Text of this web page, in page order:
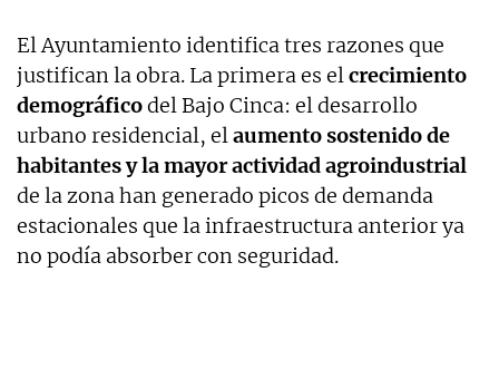
El Ayuntamiento identifica tres razones que
justifican la obra. La primera es elcrecimiento
demográficodel Bajo Cinca: el desarrollo
urbano residencial, elaumento sostenido de
habitantes y la mayor actividad agroindustrial
de la zona han generado picos de demanda
estacionales que la infraestructura anterior ya
no podía absorber con seguridad.